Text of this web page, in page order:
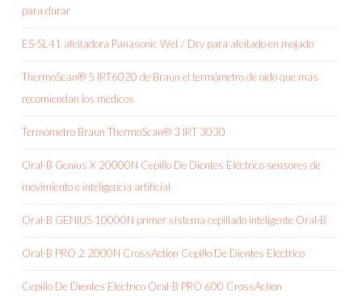
para durar
ES-SL41 afeitadora Panasonic Wet / Dry para afeitado en mojado
ThermoScan® 5 IRT6020 de Braun el termómetro de oído que más
recomiendan los médicos
Termómetro Braun ThermoScan® 3 IRT 3030
Oral-B Genius X 20000N Cepillo De Dientes Eléctrico sensores de
movimiento e inteligencia artificial
Oral-B GENIUS 10000N primer sistema cepillado inteligente Oral-B
Oral-B PRO 2 2000N CrossAction Cepillo De Dientes Eléctrico
Cepillo De Dientes Eléctrico Oral-B PRO 600 CrossAction